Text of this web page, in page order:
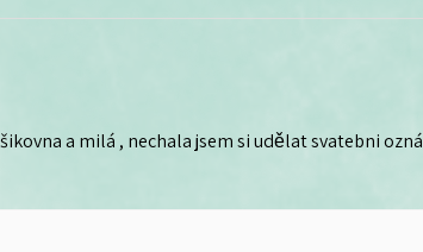
šikovna a milá , nechala jsem si udělat svatebni